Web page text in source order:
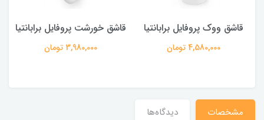
قاشق ووک پروفایل برابانتیا
4,580,000 تومان
قاشق خورشت پروفایل برابانتیا
3,980,000 تومان
مشخصات دیدگاه‌ها